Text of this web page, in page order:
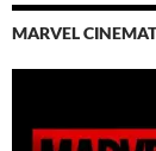
MARVEL